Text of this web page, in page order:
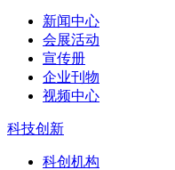
新闻中心
会展活动
宣传册
企业刊物
视频中心
科技创新
科创机构